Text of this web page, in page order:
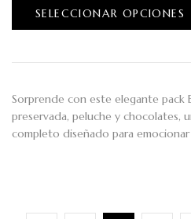
SELECCIONAR OPCIONES
Sorprende con este elegante pack
preservada, peluche y chocolates,
completo diseñado para